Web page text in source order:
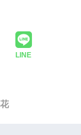
LINE